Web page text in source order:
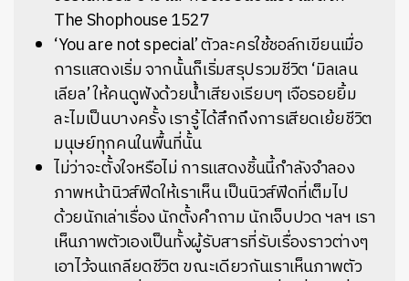
The Shophouse 1527
‘You are not special’ ตัวละครใช้ชอล์กเขียนเมื่อ
การแสดงเริ่ม จากนั้นก็เริ่มสรุปรวมชีวิต ‘มิลเลน
เลียล’ ให้คนดูฟังด้วยน้ำเสียงเรียบๆ เจือรอยยิ้ม
ละไมเป็นบางครั้ง เรารู้ได้สึกถึงการเสียดเย้ยชีวิต
มนุษย์ทุกคนในพื้นที่นั้น
ไม่ว่าจะตั้งใจหรือไม่ การแสดงชิ้นนี้กำลังจำลอง
ภาพหน้านิวส์ฟีดให้เราเห็น เป็นนิวส์ฟีดที่เต็มไป
ด้วยนักเล่าเรื่อง นักตั้งคำถาม นักเจ็บปวด ฯลฯ เรา
เห็นภาพตัวเองเป็นทั้งผู้รับสารที่รับเรื่องราวต่างๆ
เอาไว้จนเกลียดชีวิต ขณะเดียวกันเราเห็นภาพตัว